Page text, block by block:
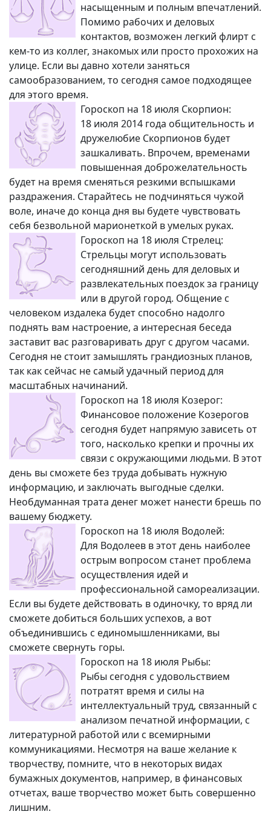
насыщенным и полным впечатлений.
Помимо рабочих и деловых
контактов, возможен легкий флирт с
кем-то из коллег, знакомых или просто прохожих на
улице. Если вы давно хотели заняться
самообразованием, то сегодня самое подходящее
для этого время.
Гороскоп на 18 июля Скорпион:
18 июля 2014 года общительность и
дружелюбие Скорпионов будет
зашкаливать. Впрочем, временами
повышенная доброжелательность
будет на время сменяться резкими вспышками
раздражения. Старайтесь не подчиняться чужой
воле, иначе до конца дня вы будете чувствовать
себя безвольной марионеткой в умелых руках.
Гороскоп на 18 июля Стрелец:
Стрельцы могут использовать
сегодняшний день для деловых и
развлекательных поездок за границу
или в другой город. Общение с
человеком издалека будет способно надолго
поднять вам настроение, а интересная беседа
заставит вас разговаривать друг с другом часами.
Сегодня не стоит замышлять грандиозных планов,
так как сейчас не самый удачный период для
масштабных начинаний.
Гороскоп на 18 июля Козерог:
Финансовое положение Козерогов
сегодня будет напрямую зависеть от
того, насколько крепки и прочны их
связи с окружающими людьми. В этот
день вы сможете без труда добывать нужную
информацию, и заключать выгодные сделки.
Необдуманная трата денег может нанести брешь по
вашему бюджету.
Гороскоп на 18 июля Водолей:
Для Водолеев в этот день наиболее
острым вопросом станет проблема
осуществления идей и
профессиональной самореализации.
Если вы будете действовать в одиночку, то вряд ли
сможете добиться больших успехов, а вот
объединившись с единомышленниками, вы
сможете свернуть горы.
Гороскоп на 18 июля Рыбы:
Рыбы сегодня с удовольствием
потратят время и силы на
интеллектуальный труд, связанный с
анализом печатной информации, с
литературной работой или с всемирными
коммуникациями. Несмотря на ваше желание к
творчеству, помните, что в некоторых видах
бумажных документов, например, в финансовых
отчетах, ваше творчество может быть совершенно
лишним.